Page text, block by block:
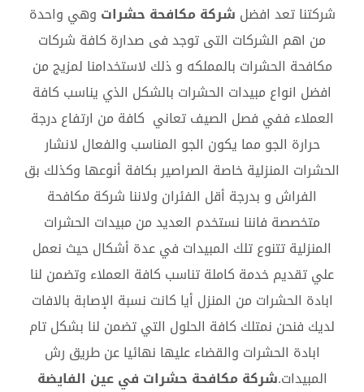
شركتنا تعد افضل شركة مكافحة حشرات وهي واحدة
من اهم الشركات التى توجد فى صدارة كافة شركات
مكافحة الحشرات بالمملكه و ذلك لاستخدامنا لمزيج من
افضل انواع مبيدات الحشرات بالشكل الذي يناسب كافة
العملاء ففي فصل الصيف تعاني كافة من ارتفاع درجة
حرارة الجو مما يكون الجو المناسب والفعال لانشار
الحشرات المنزلية خاصة الصراصير بكافة أنوعها وكذلك بق
الفراش و بدرجة أقل الفئران ولاننا شركة مكافحة
متخصصة فاننا نستخدم العديد من مبيدات الحشرات
المنزلية تتنوع تلك المبيدات في عدة أشكال حيث نعمل
علي تقديم خدمة كاملة تناسب كافة العملاء وتضمن لنا
ابادة الحشرات من المنزل أيا كانت نسبة الإصابة بالافات
لديك فنحن نمتلك كافة الحلول التي تضمن لنا بشكل تام
ابادة الحشرات والقضاء عليها نهائيا عن طريق رش
المبيدات.شركة مكافحة حشرات في عين الفايضة